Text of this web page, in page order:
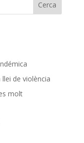
de violència
molt